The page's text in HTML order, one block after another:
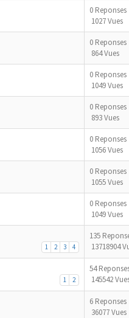
0 Reponses
1027 Vues
0 Reponses
864 Vues
0 Reponses
1049 Vues
0 Reponses
893 Vues
0 Reponses
1056 Vues
0 Reponses
1055 Vues
0 Reponses
1049 Vues
1 2 3 4
135
13718904
1 2
54
145542
6 Reponses
36077 Vues